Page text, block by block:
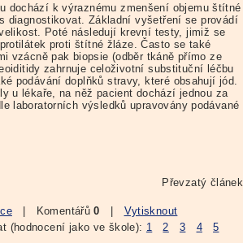
dochází k výraznému zmenšení objemu štítné
diagnostikovat. Základní vyšetření se provádí
Poté následují krevní testy, jimiž se
proti štítné žláze. Často se také
vzácně pak biopsie (odběr tkáně přímo ze
zahrnuje celoživotní substituční léčbu
podávání doplňků stravy, které obsahují jód.
u lékaře, na něž pacient dochází jednou za
laboratorních výsledků upravovány podávané
Převzatý článek
| Komentářů0
Vytisknout
(hodnocení jako ve škole): 1 2 3 4 5